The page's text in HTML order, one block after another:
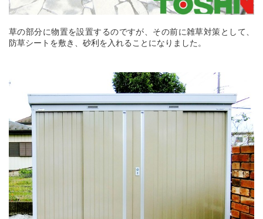
草の部分に物置を設置するのですが、その前に雑草対策として、
防草シートを敷き、砂利を入れることになりました。